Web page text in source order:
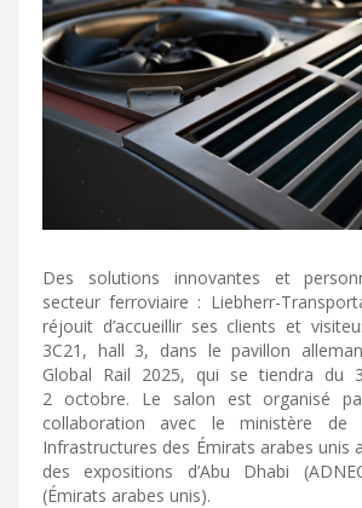
Des solutions innovantes et
secteur ferroviaire : Liebherr-
réjouit d’accueillir ses clients et
3C21, hall 3, dans le pavillon
Global Rail 2025, qui se tiendra du
2 octobre. Le salon est organisé
collaboration avec le ministère de
Infrastructures des Émirats arabes unis
des expositions d’Abu Dhabi
(Émirats arabes unis).